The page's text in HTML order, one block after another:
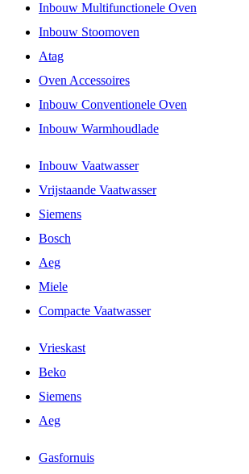
Inbouw Multifunctionele Oven
Inbouw Stoomoven
Atag
Oven Accessoires
Inbouw Conventionele Oven
Inbouw Warmhoudlade
Inbouw Vaatwasser
Vrijstaande Vaatwasser
Siemens
Bosch
Aeg
Miele
Compacte Vaatwasser
Vrieskast
Beko
Siemens
Aeg
Gasfornuis